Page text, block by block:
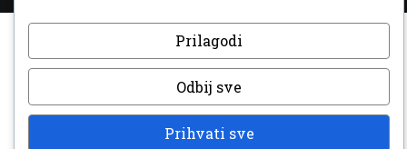
Prilagodi
Odbij sve
Prihvati sve